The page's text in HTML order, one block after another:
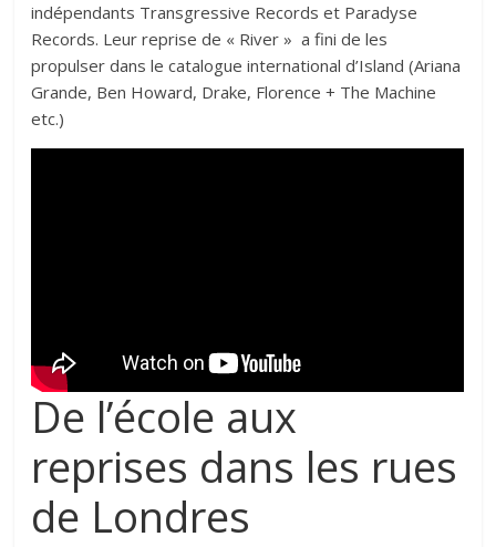
indépendants Transgressive Records et Paradyse
Records. Leur reprise de « River » a fini de les
propulser dans le catalogue international d’Island (Ariana
Grande, Ben Howard, Drake, Florence + The Machine
etc.)
De l’école aux
reprises dans les rues
de Londres